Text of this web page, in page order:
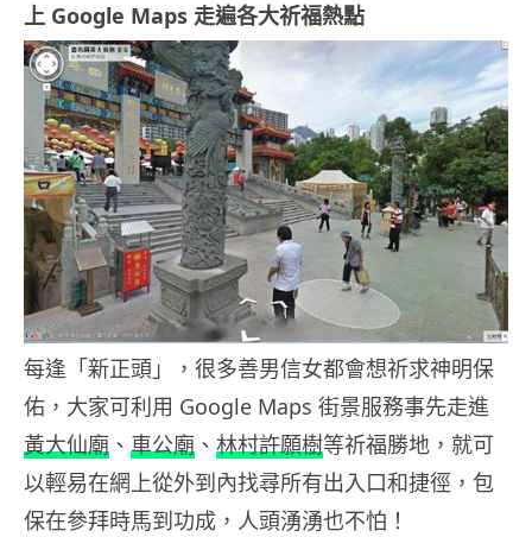
上 Google Maps 走遍各大祈福熱點
每逢「新正頭」，很多善男信女都會想祈求神明保
佑，大家可利用 Google Maps 街景服務事先走進
黃大仙廟 、 車公廟 、 林村許願樹等祈福勝地，就可
以輕易在網上從外到內找尋所有出入口和捷徑，包
保在參拜時馬到功成，人頭湧湧也不怕！